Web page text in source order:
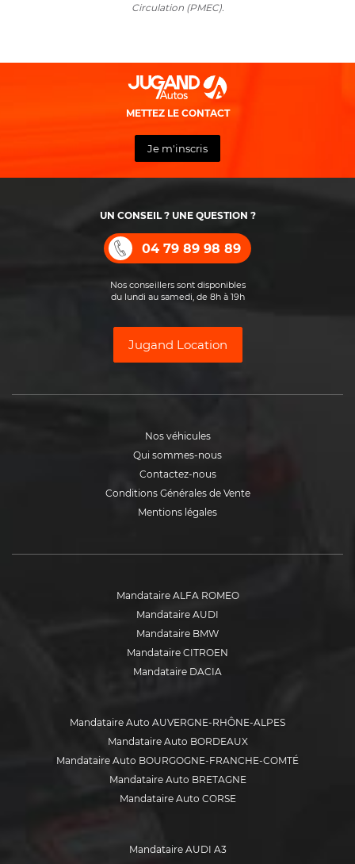
Circulation (PMEC).
METTEZ LE CONTACT
Je m'inscris
UN CONSEIL ? UNE QUESTION ?
04 79 89 98 89
Nos conseillers sont disponibles
du lundi au samedi, de 8h à 19h
Jugand Location
Nos véhicules
Qui sommes-nous
Contactez-nous
Conditions Générales de Vente
Mentions légales
Mandataire ALFA ROMEO
Mandataire AUDI
Mandataire BMW
Mandataire CITROEN
Mandataire DACIA
Mandataire FORD
Mandataire HYUNDAI
Mandataire ISUZU
Mandataire JEEP
Mandataire KIA
Mandataire MINI
Mandataire Auto AUVERGNE-RHÔNE-ALPES
Mandataire Auto BORDEAUX
Mandataire Auto BOURGOGNE-FRANCHE-COMTÉ
Mandataire Auto BRETAGNE
Mandataire Auto CORSE
Mandataire Auto HAUTS-DE-FRANCE
Mandataire AUDI A3